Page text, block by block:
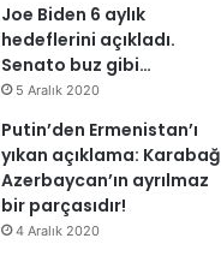
Joe Biden 6 aylık
hedeflerini açıkladı.
Senato buz gibi…
5 Aralık 2020
Putin’den Ermenistan’ı
yıkan açıklama: Karabağ
Azerbaycan’ın ayrılmaz
bir parçasıdır!
4 Aralık 2020